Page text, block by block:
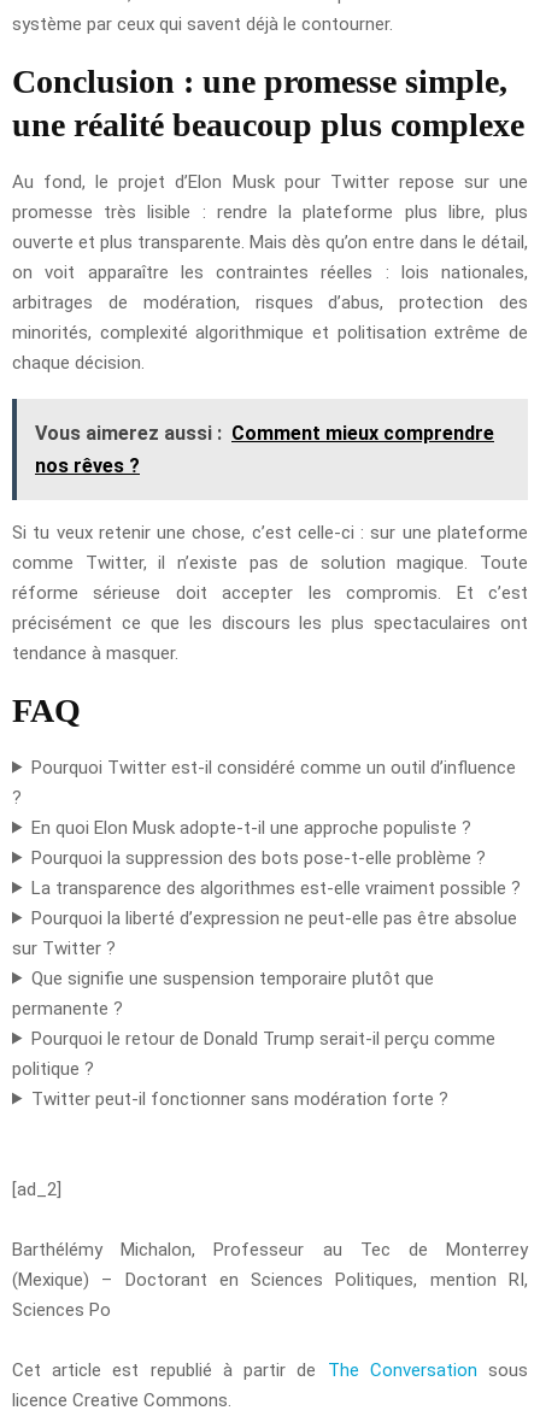
système par ceux qui savent déjà le contourner.
Conclusion : une promesse simple,
une réalité beaucoup plus complexe
Au fond, le projet d’Elon Musk pour Twitter repose sur une
promesse très lisible : rendre la plateforme plus libre, plus
ouverte et plus transparente. Mais dès qu’on entre dans le détail,
on voit apparaître les contraintes réelles : lois nationales,
arbitrages de modération, risques d’abus, protection des
minorités, complexité algorithmique et politisation extrême de
chaque décision.
Vous aimerez aussi : Comment mieux comprendre
nos rêves ?
Si tu veux retenir une chose, c’est celle-ci : sur une plateforme
comme Twitter, il n’existe pas de solution magique. Toute
réforme sérieuse doit accepter les compromis. Et c’est
précisément ce que les discours les plus spectaculaires ont
tendance à masquer.
FAQ
Pourquoi Twitter est-il considéré comme un outil d’influence
?
En quoi Elon Musk adopte-t-il une approche populiste ?
Pourquoi la suppression des bots pose-t-elle problème ?
La transparence des algorithmes est-elle vraiment possible ?
Pourquoi la liberté d’expression ne peut-elle pas être absolue
sur Twitter ?
Que signifie une suspension temporaire plutôt que
permanente ?
Pourquoi le retour de Donald Trump serait-il perçu comme
politique ?
Twitter peut-il fonctionner sans modération forte ?
[ad_2]
Barthélémy Michalon, Professeur au Tec de Monterrey
(Mexique) – Doctorant en Sciences Politiques, mention RI,
Sciences Po
Cet article est republié à partir de The Conversation sous
licence Creative Commons.